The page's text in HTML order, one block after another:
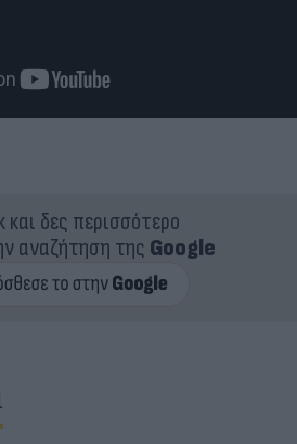
και δες περισσότερο
αναζήτηση της Google